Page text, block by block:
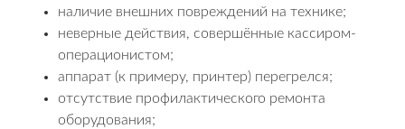
наличие внешних повреждений на технике;
неверные действия, совершённые кассиром-
операционистом;
аппарат (к примеру, принтер) перегрелся;
отсутствие профилактического ремонта
оборудования;